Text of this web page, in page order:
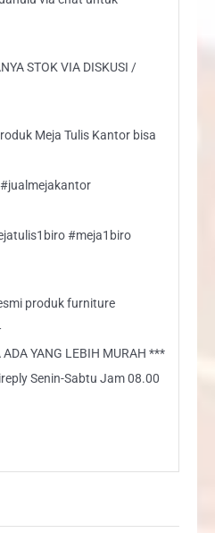
STOK VIA DISKUSI /
Meja Tulis Kantor bisa
#meja1biro
produk furniture
YANG LEBIH MURAH ***
Senin-Sabtu Jam 08.00